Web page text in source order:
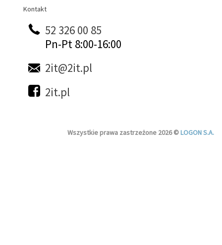
Kontakt
Kontakt
52 326 00 85
Pn-Pt 8:00-16:00
2it@2it.pl
2it.pl
Wszystkie prawa zastrzeżone 2026 ©LOGON S.A.